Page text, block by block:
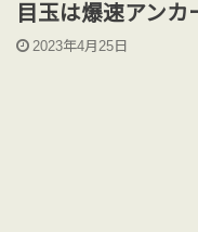
目玉は爆速アンカ
2023年4月25日